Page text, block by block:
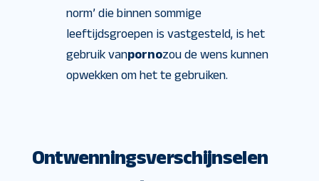
norm’ die binnen sommige
leeftijdsgroepen is vastgesteld, is het
gebruik vanpornozou de wens kunnen
opwekken om het te gebruiken.
Ontwenningsverschijnselen